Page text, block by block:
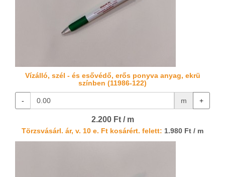
Vízálló, szél - és esővédő, erős ponyva anyag, ekrü
színben (11986-122)
- m +
2.200 Ft / m
Törzsvásárl. ár, v. 10 e. Ft kosárért. felett: 1.980 Ft / m